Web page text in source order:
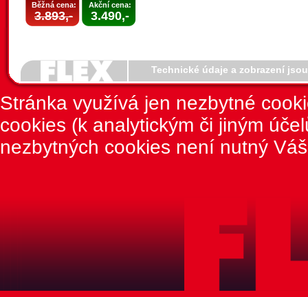
Běžná cena:
3.893,-
Akční cena:
3.490,-
Technické údaje a zobrazení
Stránka využívá jen nezbytné
cookies (k analytickým či jiným
nezbytných cookies není nutný